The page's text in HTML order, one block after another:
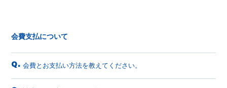
会費支払について
Q. 会費とお支払い方法を教えてください。